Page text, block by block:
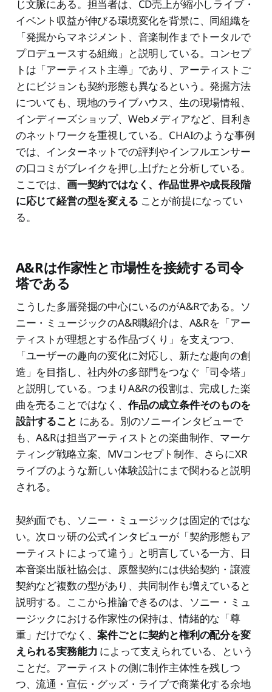
じ文脈にある。担当者は、CD売上が縮小しライブ・
イベント収益が伸びる環境変化を背景に、同組織を
「発掘からマネジメント、音楽制作までトータルで
プロデュースする組織」と説明している。コンセプ
トは「アーティスト主導」であり、アーティストご
とにビジョンも契約形態も異なるという。発掘方法
についても、現地のライブハウス、生の現場情報、
インディーズショップ、Webメディアなど、目利き
のネットワークを重視している。CHAIのような事例
では、インターネットでの評判やインフルエンサー
の口コミがブレイクを押し上げたと分析している。
ここでは、 画一契約ではなく、作品世界や成長段階
に応じて経営の型を変える ことが前提になってい
る。
A&Rは作家性と市場性を接続する司令
塔である
こうした多層発掘の中心にいるのがA&Rである。ソ
ニー・ミュージックのA&R職紹介は、A&Rを「アー
ティストが理想とする作品づくり」を支えつつ、
「ユーザーの趣向の変化に対応し、新たな趣向の創
造」を目指し、社内外の多部門をつなぐ「司令塔」
と説明している。つまりA&Rの役割は、完成した楽
曲を売ることではなく、 作品の成立条件そのものを
設計すること にある。別のソニーインタビューで
も、A&Rは担当アーティストとの楽曲制作、マーケ
ティング戦略立案、MVコンセプト制作、さらにXR
ライブのような新しい体験設計にまで関わると説明
される。
契約面でも、ソニー・ミュージックは固定的ではな
い。次ロッ研の公式インタビューが「契約形態もア
ーティストによって違う」と明言している一方、日
本音楽出版社協会は、原盤契約には供給契約・譲渡
契約など複数の型があり、共同制作も増えていると
説明する。ここから推論できるのは、ソニー・ミュ
ージックにおける作家性の保持は、情緒的な「尊
重」だけでなく、案件ごとに契約と権利の配分を変
えられる実務能力 によって支えられている、という
ことだ。アーティストの側に制作主体性を残しつ
つ、流通・宣伝・グッズ・ライブで商業化する余地